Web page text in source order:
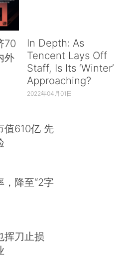
70
外
In Depth: As
Tencent Lays Off
Staff, Is Its ‘Winter’
Approaching?
2022年04月01日
值610亿 先
，降至“2字
挥刀止损